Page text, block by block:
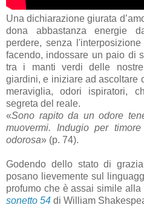
Una dichiarazione giurata
dona abbastanza energie
perdere, senza
facendo, indossare un paio di
tra i manti verdi delle
giardini, e iniziare ad ascoltare
meraviglia, odori ispiratori,
segreta del reale.
«Sono rapito da un odore
muovermi. Indugio per
odorosa» (p. 74).
Godendo dello stato di grazia
posano lievemente sul
profumo che è assai simile alla
sonetto 54 di William